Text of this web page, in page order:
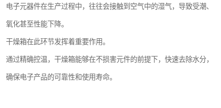
电子元器件在生产过程中，往往会接触到空气中的湿气，导致受潮、
氧化甚至性能下降。
干燥箱在此环节发挥着重要作用。
通过精确控温，干燥箱能够在不损害元件的前提下，快速去除水分，
确保电子产品的可靠性和使用寿命。